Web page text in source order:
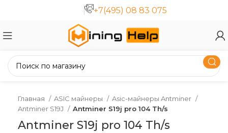
+7(495) 08 83 075
Главная ASIC майнеры
Asic-майнеры Antminer
Antminer S19J
Antminer S19j pro 104 Th/s
Antminer S19j pro 104 Th/s